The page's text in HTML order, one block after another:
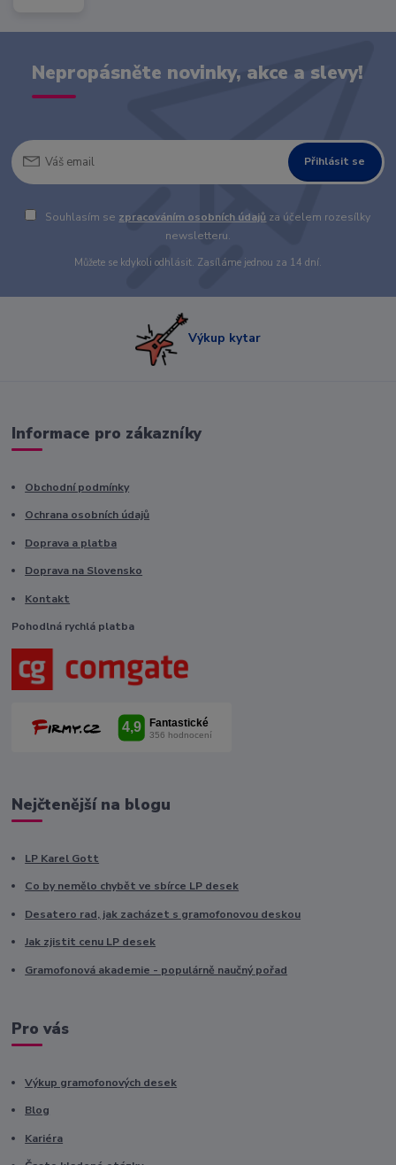
Nepropásněte novinky, akce a slevy!
Přihlásit se
Souhlasím se zpracováním osobních údajů za účelem rozesílky
newsletteru.
Můžete se kdykoli odhlásit. Zasíláme jednou za 14 dní.
Výkup kytar
Informace pro zákazníky
Obchodní podmínky
Ochrana osobních údajů
Doprava a platba
Doprava na Slovensko
Kontakt
Pohodlná rychlá platba
Nejčtenější na blogu
LP Karel Gott
Co by nemělo chybět ve sbírce LP desek
Desatero rad, jak zacházet s gramofonovou deskou
Jak zjistit cenu LP desek
Gramofonová akademie - populárně naučný pořad
Pro vás
Výkup gramofonových desek
Blog
Kariéra